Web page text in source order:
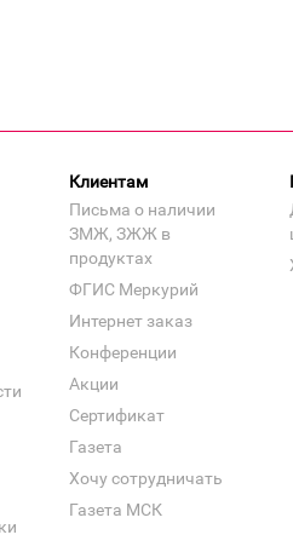
Клиентам
Письма о наличии
ЗМЖ, ЗЖЖ в
продуктах
ФГИС Меркурий
Интернет заказ
Конференции
Акции
Сертификат
Газета
Хочу сотрудничать
Газета МСК